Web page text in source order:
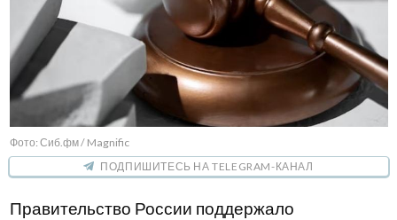
Фото: Сиб.фм / Magnific
ПОДПИШИТЕСЬ НА TELEGRAM-КАНАЛ
Правительство России поддержало